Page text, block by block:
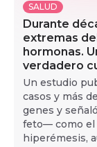
SALUD
Durante
extremas
hormonas.
verdadero
Un estudio
casos y más
genes y
feto— como el
hiperémesis,